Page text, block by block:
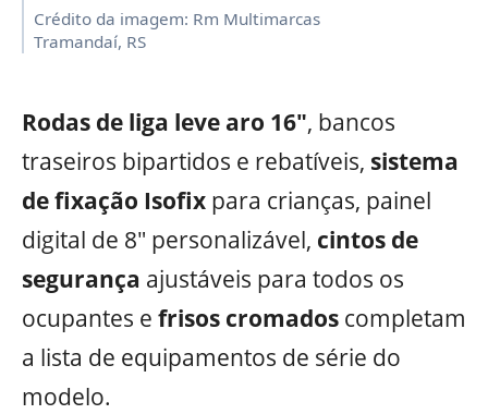
Crédito da imagem: Rm Multimarcas
Tramandaí, RS
Rodas de liga leve aro 16″, bancos
traseiros bipartidos e rebatíveis, sistema
de fixação Isofix para crianças, painel
digital de 8″ personalizável, cintos de
segurança ajustáveis para todos os
ocupantes e frisos cromados completam
a lista de equipamentos de série do
modelo.